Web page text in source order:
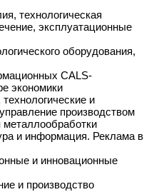
технологическая
эксплуатационные
оборудования,
CALS-
экономики
и
производством
и информация. Реклама в
и инновационные
и производство